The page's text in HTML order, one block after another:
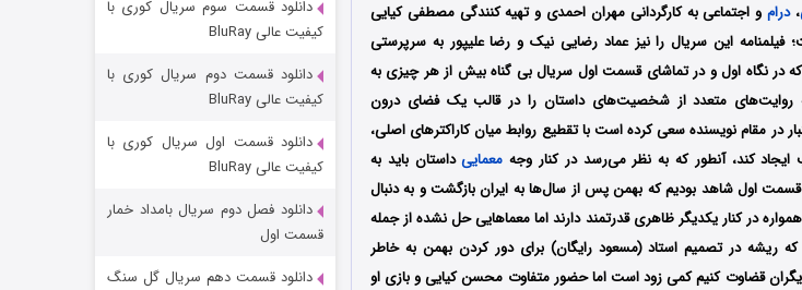
،درام و اجتماعی به کارگردانی مهران احمدی و تهیه کنندگی مصطفی کیایی
عماد رضایی نیک و رضا علیپور به سرپرستی
که در نگاه اول و در تماشای قسمت اول سریال بی گناه بیش از هر چیزی به
متعدد از شخصیت‌های داستان را در قالب یک فضای درون
در مقام نویسنده سعی کرده است با تقطیع روابط میان کاراکترهای اصلی،
کند، آنطور که به نظر می‌رسد در کنار وجه معماییداستان باید به
قسمت اول شاهد بودیم که بهمن پس از سال‌ها به ایران بازگشت و به دنبال
در کنار یکدیگر ظاهری قدرتمند دارند اما معماهایی حل نشده از جمله
ریشه در تصمیم استاد (مسعود رایگان) برای دور کردن بهمن به خاطر
قضاوت کنیم کمی زود است اما حضور متفاوت محسن کیایی و بازی او
شکست استوارت در نجات جهان
قسمت ۷ (زیرنویس) منتشر شد
دانلود قسمت سوم سریال کوری با
کیفیت عالی BluRay
دانلود قسمت دوم سریال کوری با
کیفیت عالی BluRay
دانلود قسمت اول سریال کوری با
کیفیت عالی BluRay
دانلود فصل دوم سریال بامداد خمار
قسمت اول
دانلود قسمت دهم سریال گل سنگ